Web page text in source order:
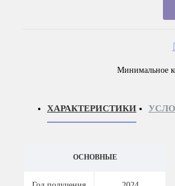
Минимальное
ХАРАКТЕРИСТИКИ
ОСНОВНЫЕ